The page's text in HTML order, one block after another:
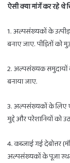
ऐसी क्या मांगें कर रहे थे
1. अल्पसंख्यकों के
बनाए जाए. पीड़ितों को
2. अल्पसंख्यक समुदायों
बनाया जाए.
3. अल्पसंख्यकों के लिए
मुद्दे और परेशानियों को
4. कब्जाई गई देबोत्तर
अल्पसंख्यकों के पूजा